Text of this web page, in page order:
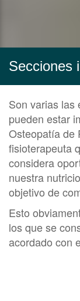
Secciones
Son varias las
pueden estar
Osteopatía de
fisioterapeuta
considera
nuestra
objetivo de
Esto
los que se
acordado con